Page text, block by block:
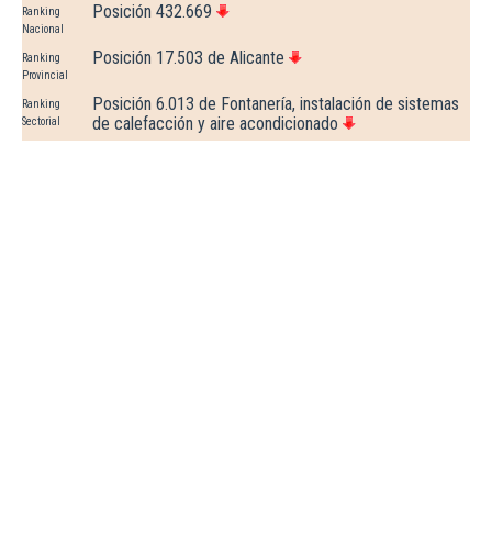
Ranking
Nacional
Posición 432.669
Ranking
Provincial
Posición 17.503 de Alicante
Ranking
Sectorial
Posición 6.013 de Fontanería, instalación de sistemas
de calefacción y aire acondicionado